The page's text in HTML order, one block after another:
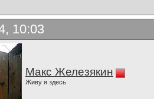
10:03
Макс Железякин
Живу я здесь